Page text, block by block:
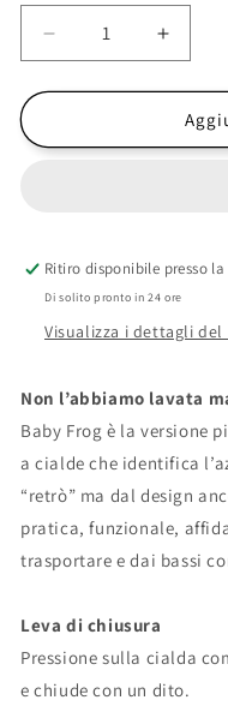
Diminuisci
quantità
per
Baby
caffè
a
cialde
1,5
quantità
per
Baby
caffè
a
cialde
1,5
Ritiro disponibile presso la
Di solito pronto in 24 ore
Visualizza i dettagli del
Non l’abbiamo lavata
Baby Frog è la versione
a cialde che identifica
“retrò” ma dal design
pratica, funzionale,
trasportare e dai bassi
Leva di chiusura
Pressione sulla cialda
e chiude con un dito.